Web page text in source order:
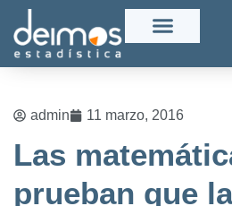
admin 11 marzo, 2016
Las
prueban que